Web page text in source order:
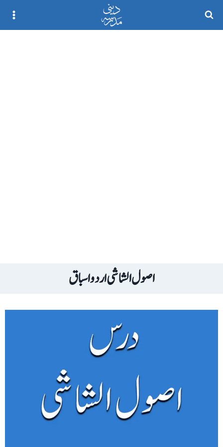
Skip
اصول الشاشی اردو اسباق